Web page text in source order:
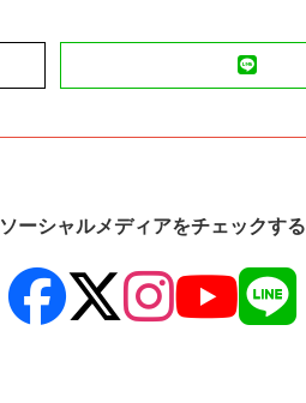
LINE
ソーシャルメディアをチェックする